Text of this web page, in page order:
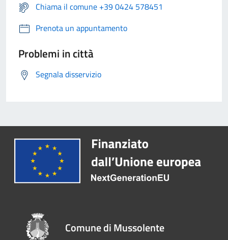
Chiama il comune +39 0424 578451
Prenota un appuntamento
Problemi in città
Segnala disservizio
Comune di Mussolente